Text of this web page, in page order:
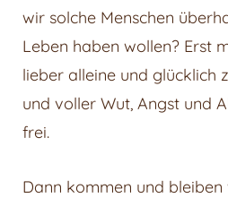
wir solche Menschen
Leben haben wollen? Erst
lieber alleine und glücklich
und voller Wut, Angst und
frei.
Dann kommen und